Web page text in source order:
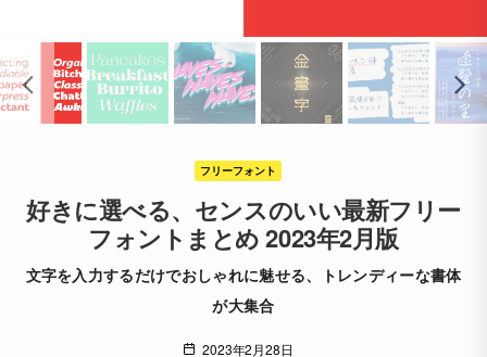
フリーフォント
好きに選べる、センスのいい最新フリー
フォントまとめ 2023年2月版
文字を入力するだけでおしゃれに魅せる、トレンディーな書体
が大集合
2023年2月28日